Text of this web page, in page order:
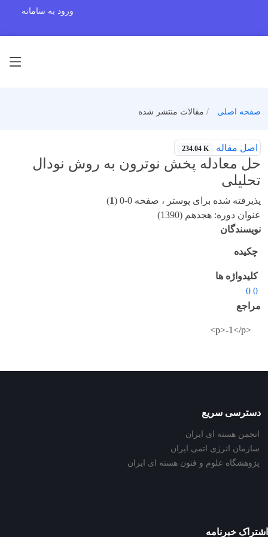
ورود به سامانه
صفحه اصلی مقالات منتشر شده
اصل مقاله 234.04 K
حل معادله پخش نوترون به روش نودال
تحلیلی
پذیرفته شده برای پوستر ، صفحه 0-0 ( 1
)
عنوان دوره: هجدهم (1390)
نویسندگان
چکیده
کلیدواژه ها
0 0
مراجع
<p>-1</p>
دسترسی سریع
انجمن هسته ای ایران
سازمان انرژی اتمی ایران
پژوهشگاه علوم و فنون هسته ای ایران
اشتراک خبرنامه